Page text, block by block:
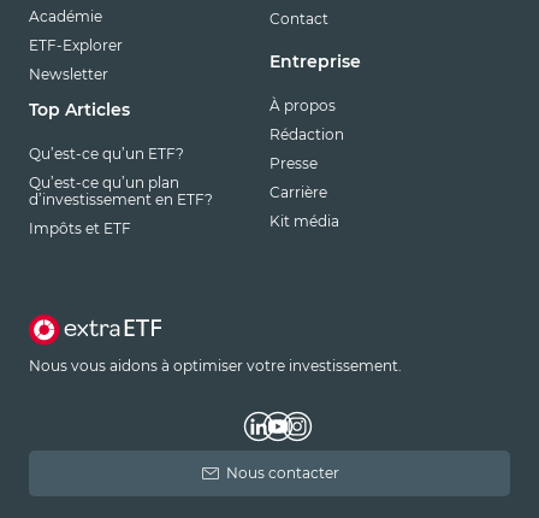
Académie
ETF-Explorer
Newsletter
Top Articles
Qu’est-ce qu’un ETF?
Qu’est-ce qu’un plan
d’investissement en ETF?
Impôts et ETF
Contact
Entreprise
À propos
Rédaction
Presse
Carrière
Kit média
Nous vous aidons à optimiser votre investissement.
Nous contacter